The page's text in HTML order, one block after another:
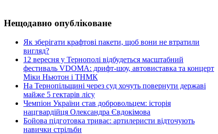
Нещодавно опубліковане
Як зберігати крафтові пакети, щоб вони не втратили
вигляд?
12 вересня у Тернополі відбудеться масштабний
фестиваль VDOMA: дрифт-шоу, автовиставка та концерт
Міки Ньютон і ТНМК
На Тернопільщині через суд хочуть повернути державі
майже 5 гектарів лісу
Чемпіон України став добровольцем: історія
нацгвардійця Олександра Євдокімова
Бойова підготовка триває: артилеристи відточують
навички стрільби